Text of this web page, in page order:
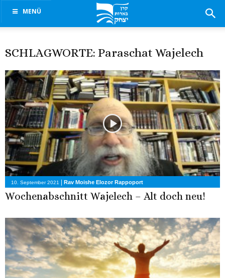
MENÜ
SCHLAGWORTE: Paraschat Wajelech
10. September 2021 Rav Moishe Elozor Rappoport
Wochenabschnitt Wajelech – Alt doch neu!